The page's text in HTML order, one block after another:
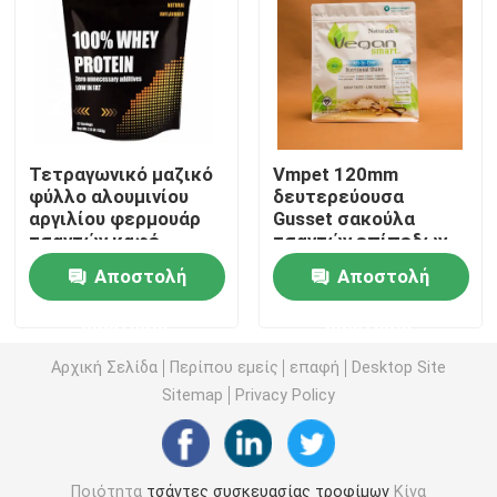
Τσάντα συσκευασίας τροφίμων της Pet
Στάση επάνω στη σακούλα
Ταινία συσκευασίας τροφίμων
Ανακυκλώσιμη συσκευασία τροφίμων σακουλών
Τυπωμένη ταινία Lidding
Πλαστική συσκευάζοντας ταινία
Τετραγωνικό μαζικό
φύλλο αλουμινίου
αργιλίου φερμουάρ
τσαντών καφέ
επίπεδων
κατώτατων σημείων
εκτύπωσης 1.55kgs
Αποστολή
Vmpet 120mm
δευτερεύουσα
Gusset σακούλα
τσαντών επίπεδων
κατώτατων σημείων
130 μικρά Vegan
θρεπτικού
Αποστολή
Αρχική Σελίδα Περίπου εμείς επαφή
Desktop Site
Sitemap
Privacy Policy
Ποιότητα τσάντες συσκευασίας τροφίμωνΚίνα